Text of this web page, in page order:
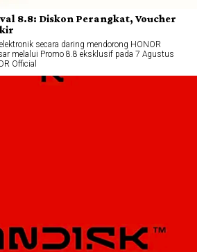
8.8: Diskon Perangkat, Voucher
secara daring mendorong HONOR
melalui Promo 8.8 eksklusif pada 7 Agustus
Official